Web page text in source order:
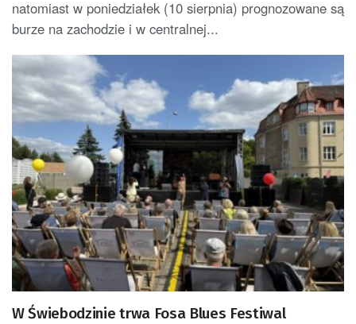
natomiast w poniedziałek (10 sierpnia) prognozowane są
burze na zachodzie i w centralnej...
W Świebodzinie trwa Fosa Blues Festiwal